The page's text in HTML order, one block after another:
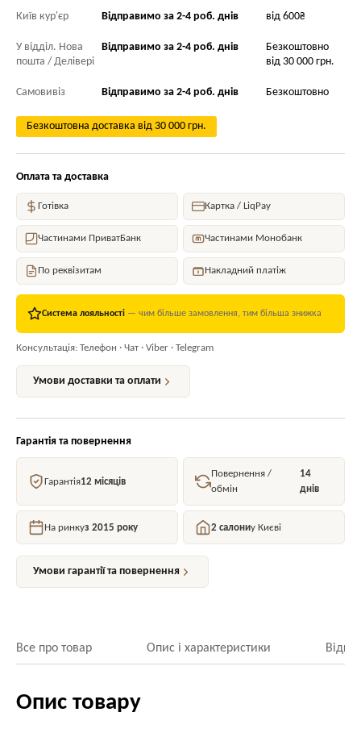
Київ кур'єр Відправимо за 2-4 роб. днів від 600₴
У відділ. Нова
пошта / Делівері
Відправимо за 2-4 роб. днів
Безкоштовно
від 30 000 грн.
Самовивіз Відправимо за 2-4 роб. днів Безкоштовно
Безкоштовна доставка від 30 000 грн.
Оплата та доставка
Готівка Картка / LiqPay
Частинами ПриватБанк Частинами Монобанк
По реквізитам Накладний платіж
Система лояльності — чим більше замовлення, тим більша знижка
Консультація: Телефон · Чат · Viber · Telegram
Умови доставки та оплати
Гарантія та повернення
Гарантія12 місяців
Повернення /
обмін
14
днів
На ринкуз 2015 року 2 салониу Києві
Умови гарантії та повернення
Все про товар Опис і характеристики
Опис товару